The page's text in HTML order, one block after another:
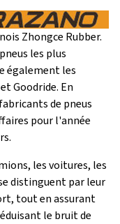
Zhongce Rubber.
les plus
également les
Goodride. En
de pneus
pour l'année
les voitures, les
distinguent par leur
tout en assurant
le bruit de